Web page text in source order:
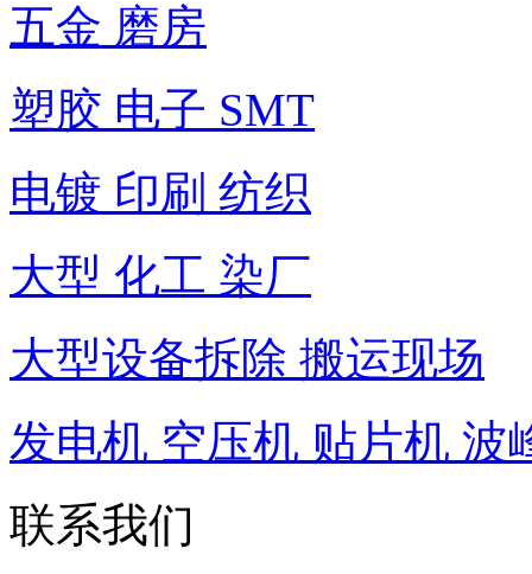
五金 磨房
塑胶 电子 SMT
电镀 印刷 纺织
大型 化工 染厂
大型设备拆除 搬运现场
发电机 空压机 贴片机 波
联系我们